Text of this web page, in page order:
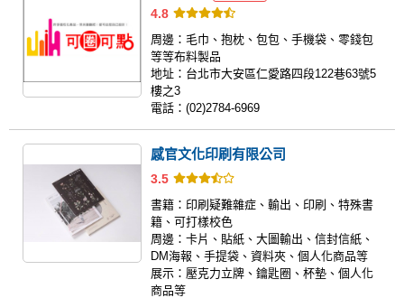
4.8
周邊： 毛巾、抱枕、包包、手機袋、零錢包
等等布料製品
地址： 台北市大安區仁愛路四段122巷63號5
樓之3
電話： (02)2784-6969
感官文化印刷有限公司
3.5
書籍： 印刷疑難雜症、輸出、印刷、特殊書
籍、可打樣校色
周邊： 卡片、貼紙、大圖輸出、信封信紙、
DM海報、手提袋、資料夾、個人化商品等
展示： 壓克力立牌、鑰匙圈、杯墊、個人化
商品等